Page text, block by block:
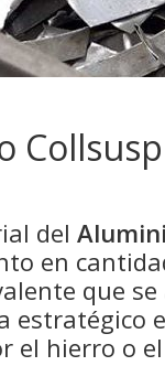
del
en
que
estratégico
el hierro o